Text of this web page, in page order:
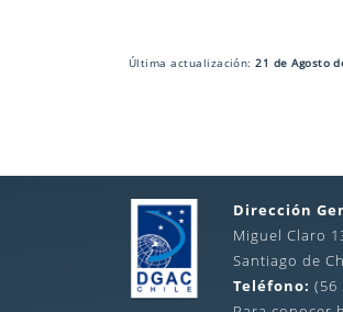
Última actualización:21 de Agosto
Dirección
Miguel Claro
Santiago de
Teléfono: (56